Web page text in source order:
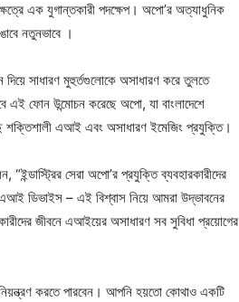
এক যুগান্তকারী পদক্ষেপ। অপো’র অত্যাধুনিক
নতুনভাবে ।
দিয়ে সাধারণ মুহুর্তগুলোকে অসাধারণ করে তুলতে
এই ফোন উন্মোচন করেছে অপো, যা বাংলাদেশে
এআই এবং অসাধারণ ইমেজিং প্রযুক্তি।
সেরা অপো’র প্রযুক্তি ব্যবহারকারীদের
ডিভাইস – এই বিশ্বাস নিয়ে আমরা উদ্ভাবনের
জীবনে এআইয়ের অসাধারণ সব সুবিধা প্রয়োগের
করতে পারবেন। আপনি হয়তো কোথাও একটি